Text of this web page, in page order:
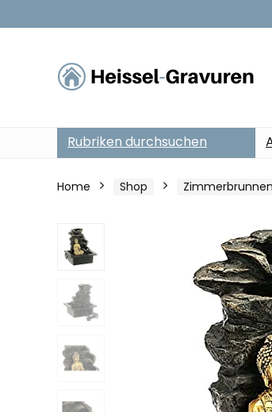
Rubriken durchsuchen
Home Shop Zimmerbrunnen